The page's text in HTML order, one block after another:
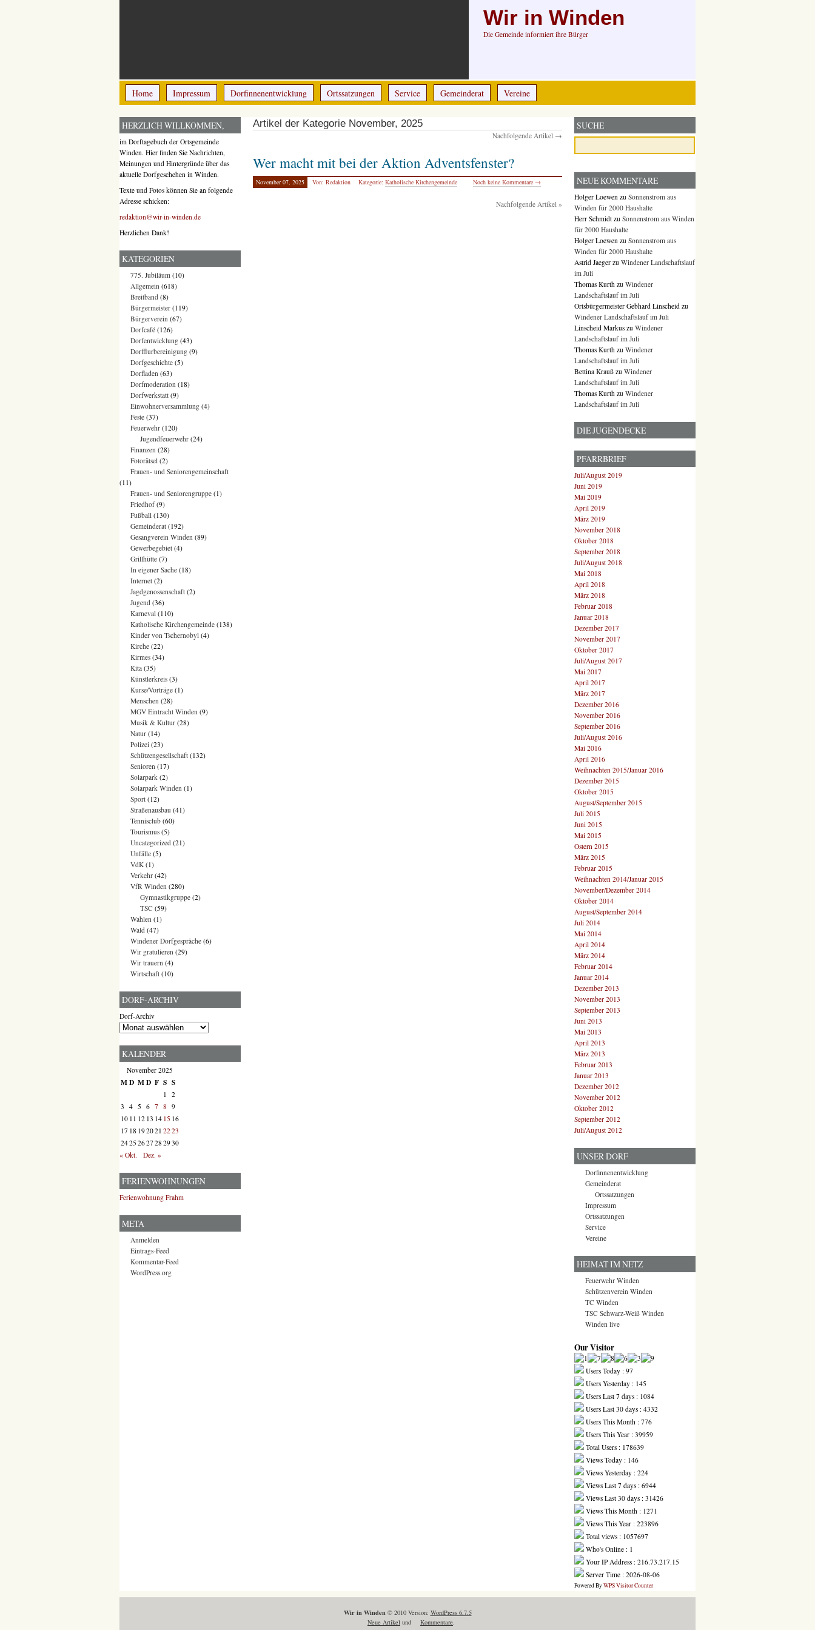
Wir in Winden
Die Gemeinde informiert ihre Bürger
Home Impressum Dorfinnenentwicklung Ortssatzungen Service Gemeinderat Vereine
Artikel der Kategorie November, 2025
Nachfolgende Artikel →
Wer macht mit bei der Aktion Adventsfenster?
November 07, 2025 Von: Redaktion Kategorie: Katholische Kirchengemeinde Noch keine Kommentare →
Nachfolgende Artikel »
HERZLICH WILLKOMMEN,
im Dorftagebuch der Ortsgemeinde
Winden. Hier finden Sie Nachrichten,
Meinungen und Hintergründe über das
aktuelle Dorfgeschehen in Winden.
Texte und Fotos können Sie an folgende
Adresse schicken:
redaktion@wir-in-winden.de
Herzlichen Dank!
KATEGORIEN
775. Jubiläum (10)
Allgemein (618)
Breitband (8)
Bürgermeister (119)
Bürgerverein (67)
Dorfcafé (126)
Dorfentwicklung (43)
Dorfflurbereinigung (9)
Dorfgeschichte (5)
Dorfladen (63)
Dorfmoderation (18)
Dorfwerkstatt (9)
Einwohnerversammlung (4)
Feste (37)
Feuerwehr (120)
Jugendfeuerwehr (24)
Finanzen (28)
Fotorätsel (2)
Frauen- und Seniorengemeinschaft
(11)
Frauen- und Seniorengruppe (1)
Friedhof(9)
Fußball (130)
Gemeinderat (192)
Gesangverein Winden (89)
Gewerbegebiet (4)
Grillhütte (7)
In eigener Sache (18)
Internet (2)
Jagdgenossenschaft (2)
Jugend (36)
Karneval (110)
Katholische Kirchengemeinde (138)
Kinder von Tschernobyl (4)
Kirche (22)
Kirmes (34)
Kita (35)
Künstlerkreis (3)
Kurse/Vorträge (1)
Menschen (28)
MGV Eintracht Winden (9)
Musik & Kultur (28)
Natur (14)
Polizei (23)
Schützengesellschaft (132)
Senioren (17)
Solarpark (2)
Solarpark Winden (1)
Sport (12)
Straßenausbau (41)
Tennisclub (60)
Tourismus (5)
Uncategorized (21)
Unfälle (5)
VdK (1)
Verkehr (42)
VfR Winden (280)
Gymnastikgruppe (2)
TSC (59)
Wahlen (1)
Wald (47)
Windener Dorfgespräche (6)
Wir gratulieren (29)
Wir trauern (4)
Wirtschaft (10)
DORF-ARCHIV
Dorf-Archiv
KALENDER
November 2025
MD MD F S S
1 2
3 4 5 6 7 8 9
10 11 12 13 14 15 16
17 18 192021 2223
2425 2627 28 2930
« Okt.
Dez. »
FERIENWOHNUNGEN
Ferienwohnung Frahm
META
Anmelden
Eintrags-Feed
Kommentar-Feed
WordPress.org
SUCHE
NEUE KOMMENTARE
Holger Loewen zu Sonnenstrom aus
Winden für 2000 Haushalte
Herr Schmidt zu Sonnenstrom aus Winden
für 2000 Haushalte
Holger Loewen zu Sonnenstrom aus
Winden für 2000 Haushalte
Astrid Jaeger zu Windener Landschaftslauf
im Juli
Thomas Kurth zu Windener
Landschaftslauf im Juli
Ortsbürgermeister Gebhard Linscheid zu
Windener Landschaftslauf im Juli
Linscheid Markus zu Windener
Landschaftslauf im Juli
Thomas Kurth zu Windener
Landschaftslauf im Juli
Bettina Krauß zu Windener
Landschaftslauf im Juli
Thomas Kurth zu Windener
Landschaftslauf im Juli
DIE JUGENDECKE
PFARRBRIEF
Juli/August 2019
Juni 2019
Mai 2019
April 2019
März 2019
November 2018
Oktober 2018
September 2018
Juli/August 2018
Mai 2018
April 2018
März 2018
Februar 2018
Januar 2018
Dezember 2017
November 2017
Oktober 2017
Juli/August 2017
Mai 2017
April 2017
März 2017
Dezember 2016
November 2016
September 2016
Juli/August 2016
Mai 2016
April 2016
Weihnachten 2015/Januar 2016
Dezember 2015
Oktober 2015
August/September 2015
Juli 2015
Juni 2015
Mai 2015
Ostern 2015
März 2015
Februar 2015
Weihnachten 2014/Januar 2015
November/Dezember 2014
Oktober 2014
August/September 2014
Juli 2014
Mai 2014
April 2014
März 2014
Februar 2014
Januar 2014
Dezember 2013
November 2013
September 2013
Juni 2013
Mai 2013
April 2013
März 2013
Februar 2013
Januar 2013
Dezember 2012
November 2012
Oktober 2012
September 2012
Juli/August 2012
UNSER DORF
Dorfinnenentwicklung
Gemeinderat
Ortssatzungen
Impressum
Ortssatzungen
Service
Vereine
HEIMAT IM NETZ
Feuerwehr Winden
Schützenverein Winden
TC Winden
TSC Schwarz-Weiß Winden
Winden live
Our Visitor
Users Today : 97
Users Yesterday : 145
Users Last 7 days : 1084
Users Last 30 days : 4332
Users This Month : 776
Users This Year : 39959
Total Users : 178639
Views Today : 146
Views Yesterday : 224
Views Last 7 days : 6944
Views Last 30 days : 31426
Views This Month : 1271
Views This Year : 223896
Total views : 1057697
Who's Online : 1
Your IP Address : 216.73.217.15
Server Time : 2026-08-06
Powered ByWPS Visitor Counter
Wir in Winden © 2010 Version: WordPress 6.7.5
Neue Artikel und Kommentare.